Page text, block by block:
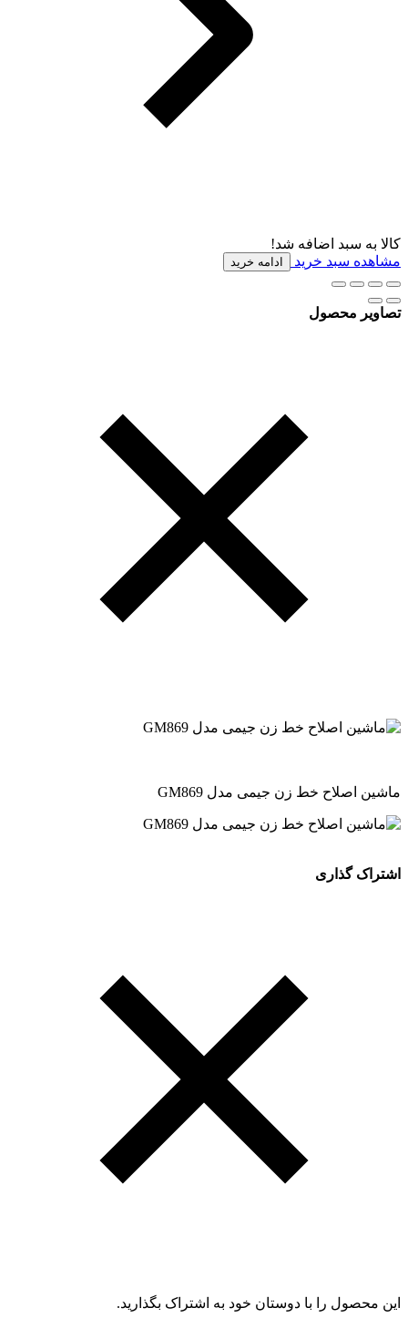
کالا به سبد اضافه شد!
مشاهده سبد خرید
ادامه خرید
تصاویر محصول
ماشین اصلاح خط زن جیمی مدل GM869
اشتراک گذاری
این محصول را با دوستان خود به اشتراک بگذارید.